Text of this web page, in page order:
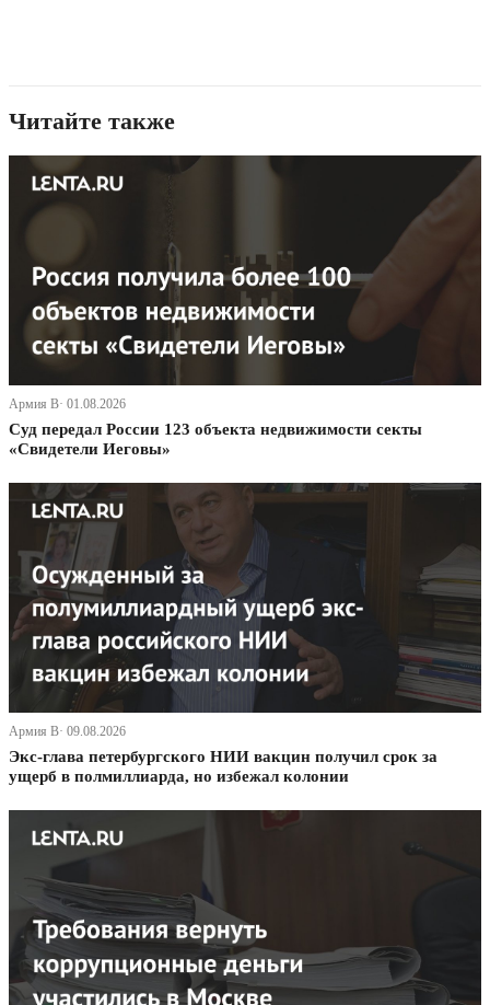
Читайте также
Армия В· 01.08.2026
Суд передал России 123 объекта недвижимости секты
«Свидетели Иеговы»
Армия В· 09.08.2026
Экс-глава петербургского НИИ вакцин получил срок за
ущерб в полмиллиарда, но избежал колонии